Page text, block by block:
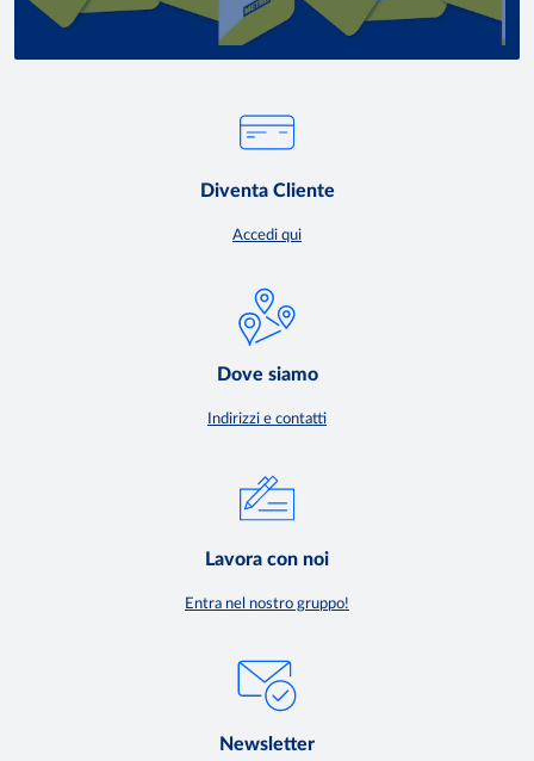
Diventa Cliente
Accedi qui
Dove siamo
Indirizzi e contatti
Lavora con noi
Entra nel nostro gruppo!
Newsletter